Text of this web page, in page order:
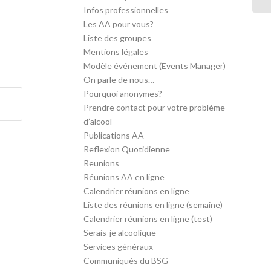
Infos professionnelles
Les AA pour vous?
Liste des groupes
Mentions légales
Modèle événement (Events Manager)
On parle de nous…
Pourquoi anonymes?
Prendre contact pour votre problème
d’alcool
Publications AA
Reflexion Quotidienne
Reunions
Réunions AA en ligne
Calendrier réunions en ligne
Liste des réunions en ligne (semaine)
Calendrier réunions en ligne (test)
Serais-je alcoolique
Services généraux
Communiqués du BSG